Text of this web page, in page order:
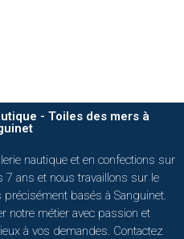
- Toiles des mers à
nautique et en confections sur
ans et nous travaillons sur le
basés à Sanguinet.
notre métier avec passion et
à vos demandes. Contactez